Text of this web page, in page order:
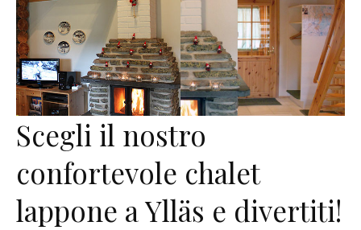
Scegli il nostro
confortevole chalet
lappone a Ylläs e divertiti!